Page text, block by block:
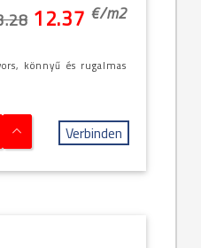
12.37 €/m2
könnyű és rugalmas
Verbinden